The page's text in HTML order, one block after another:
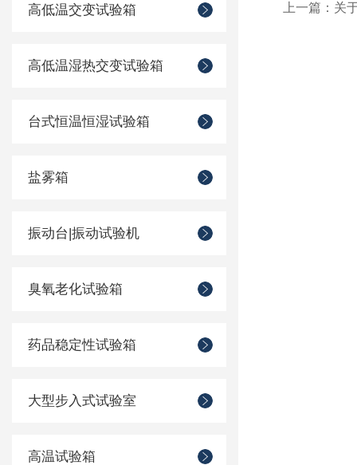
高低温交变试验箱
高低温湿热交变试验箱
台式恒温恒湿试验箱
盐雾箱
振动台|振动试验机
臭氧老化试验箱
药品稳定性试验箱
大型步入式试验室
高温试验箱
上一篇： 关